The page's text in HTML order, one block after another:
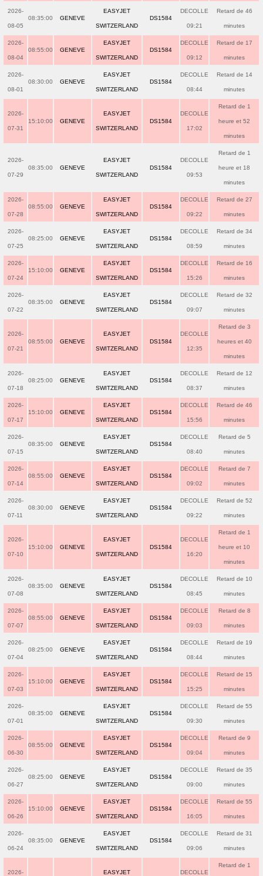
2026-
08-05
08:35:00 GENEVE
EASYJET
SWITZERLAND
DS1584
DECOLLE
09:21
Retard de 46
minutes
2026-
08-04
08:55:00 GENEVE
EASYJET
SWITZERLAND
DS1584
DECOLLE
09:12
Retard de 17
minutes
2026-
08-01
08:30:00 GENEVE
EASYJET
SWITZERLAND
DS1584
DECOLLE
08:44
Retard de 14
minutes
2026-
07-31
15:10:00 GENEVE
EASYJET
SWITZERLAND
DS1584
DECOLLE
17:02
Retard de 1
heure et 52
minutes
2026-
07-29
08:35:00 GENEVE
EASYJET
SWITZERLAND
DS1584
DECOLLE
09:53
Retard de 1
heure et 18
minutes
2026-
07-28
08:55:00 GENEVE
EASYJET
SWITZERLAND
DS1584
DECOLLE
09:22
Retard de 27
minutes
2026-
07-25
08:25:00 GENEVE
EASYJET
SWITZERLAND
DS1584
DECOLLE
08:59
Retard de 34
minutes
2026-
07-24
15:10:00 GENEVE
EASYJET
SWITZERLAND
DS1584
DECOLLE
15:26
Retard de 16
minutes
2026-
07-22
08:35:00 GENEVE
EASYJET
SWITZERLAND
DS1584
DECOLLE
09:07
Retard de 32
minutes
2026-
07-21
08:55:00 GENEVE
EASYJET
SWITZERLAND
DS1584
DECOLLE
12:35
Retard de 3
heures et 40
minutes
2026-
07-18
08:25:00 GENEVE
EASYJET
SWITZERLAND
DS1584
DECOLLE
08:37
Retard de 12
minutes
2026-
07-17
15:10:00 GENEVE
EASYJET
SWITZERLAND
DS1584
DECOLLE
15:56
Retard de 46
minutes
2026-
07-15
08:35:00 GENEVE
EASYJET
SWITZERLAND
DS1584
DECOLLE
08:40
Retard de 5
minutes
2026-
07-14
08:55:00 GENEVE
EASYJET
SWITZERLAND
DS1584
DECOLLE
09:02
Retard de 7
minutes
2026-
07-11
08:30:00 GENEVE
EASYJET
SWITZERLAND
DS1584
DECOLLE
09:22
Retard de 52
minutes
2026-
07-10
15:10:00 GENEVE
EASYJET
SWITZERLAND
DS1584
DECOLLE
16:20
Retard de 1
heure et 10
minutes
2026-
07-08
08:35:00 GENEVE
EASYJET
SWITZERLAND
DS1584
DECOLLE
08:45
Retard de 10
minutes
2026-
07-07
08:55:00 GENEVE
EASYJET
SWITZERLAND
DS1584
DECOLLE
09:03
Retard de 8
minutes
2026-
07-04
08:25:00 GENEVE
EASYJET
SWITZERLAND
DS1584
DECOLLE
08:44
Retard de 19
minutes
2026-
07-03
15:10:00 GENEVE
EASYJET
SWITZERLAND
DS1584
DECOLLE
15:25
Retard de 15
minutes
2026-
07-01
08:35:00 GENEVE
EASYJET
SWITZERLAND
DS1584
DECOLLE
09:30
Retard de 55
minutes
2026-
06-30
08:55:00 GENEVE
EASYJET
SWITZERLAND
DS1584
DECOLLE
09:04
Retard de 9
minutes
2026-
06-27
08:25:00 GENEVE
EASYJET
SWITZERLAND
DS1584
DECOLLE
09:00
Retard de 35
minutes
2026-
06-26
15:10:00 GENEVE
EASYJET
SWITZERLAND
DS1584
DECOLLE
16:05
Retard de 55
minutes
2026-
06-24
08:35:00 GENEVE
EASYJET
SWITZERLAND
DS1584
DECOLLE
09:06
Retard de 31
minutes
2026- EASYJET DECOLLE
Retard de 1